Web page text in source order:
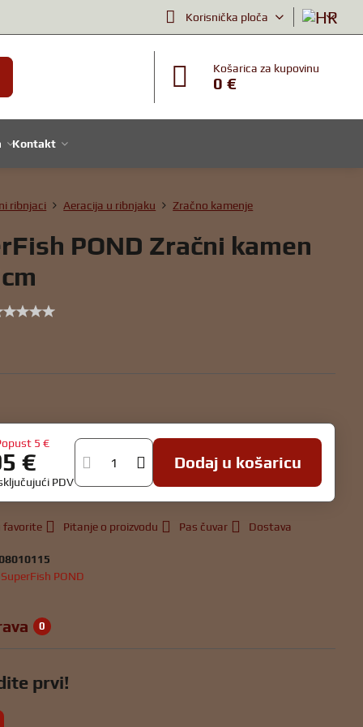
Korisnička ploča
Košarica za kupovinu
0 €
Kontakt
ribnjaci Aeracija u ribnjaku Zračno kamenje
POND Zračni kamen
5 €
€
PDV
Dodaj u košaricu
favorite Pitanje o proizvodu Pas čuvar Dostava
SuperFish POND
0
prvi!